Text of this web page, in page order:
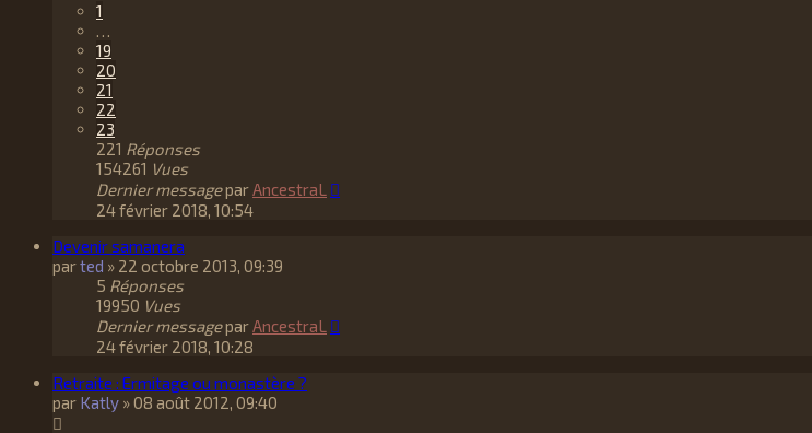
1
…
19
20
21
22
23
221 Réponses
154261 Vues
Dernier messageparAncestraL
24 février 2018, 10:54
Devenir samanera
parted » 22 octobre 2013, 09:39
5 Réponses
19950 Vues
Dernier messageparAncestraL
24 février 2018, 10:28
Retraite : Ermitage ou monastère ?
par Katly »08 août 2012, 09:40